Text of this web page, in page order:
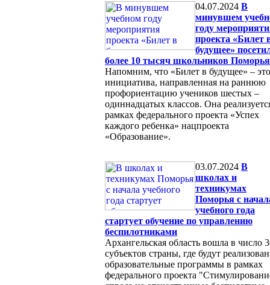
04.07.2024 В
минувшем
году
проекта «Билет
будущее»
более 10 тысяч школьников Поморья
Напомним, что «Билет в будущее» – это
инициатива, направленная на раннюю
профориентацию учеников шестых –
одиннадцатых классов. Она
рамках федерального проекта «Успех
каждого ребенка» нацпроекта
«Образование».
03.07.2024 В
школах и
техникумах
Поморья с
учебного года
стартует обучение по управлению
беспилотниками
Архангельская область вошла в число
субъектов страны, где будут
образовательные программы в рамках
федерального проекта